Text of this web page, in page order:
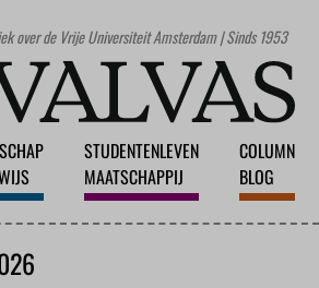
over de Vrije Universiteit Amsterdam | Sinds 1953
STUDENTENLEVEN
MAATSCHAPPIJ
COLUMN
BLOG